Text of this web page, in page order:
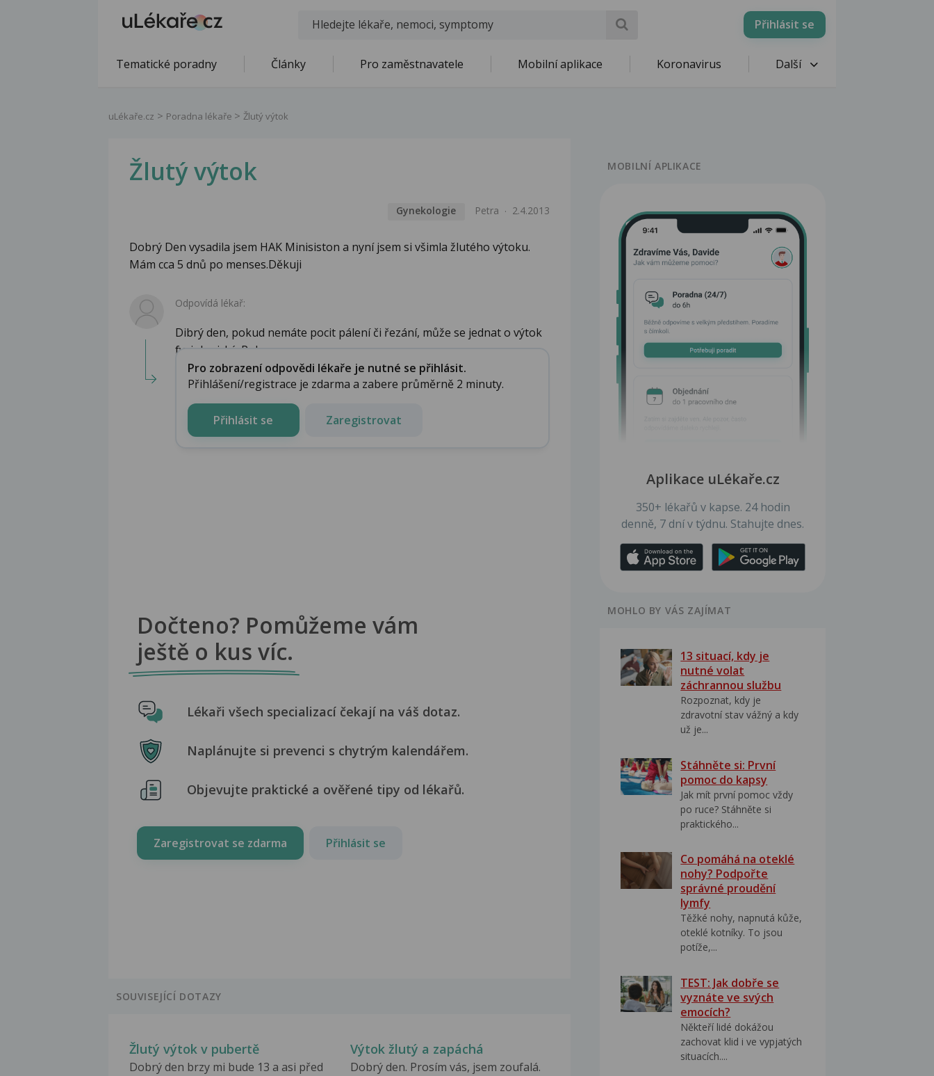
Přihlásit se
Tematické poradny Články Pro zaměstnavatele Mobilní aplikace Koronavirus Další
uLékaře.cz Poradna lékaře Žlutý výtok
Žlutý výtok
Gynekologie Petra 2.4.2013
Dobrý Den vysadila jsem HAK Minisiston a nyní jsem si všimla žlutého výtoku.
Mám cca 5 dnů po menses.Děkuji
Odpovídá lékař:
Dibrý den, pokud nemáte pocit pálení či řezání, může se jednat o výtok
fyziologický. Pok...
Pro zobrazení odpovědi lékaře je nutné se přihlásit.
Přihlášení/registrace je zdarma a zabere průměrně 2 minuty.
Přihlásit se Zaregistrovat
Dočteno? Pomůžeme vám
ještě o kus víc.
Lékaři všech specializací čekají na váš dotaz.
Naplánujte si prevenci s chytrým kalendářem.
Objevujte praktické a ověřené tipy od lékařů.
Zaregistrovat se zdarma Přihlásit se
SOUVISEJÍCÍ DOTAZY
Žlutý výtok v pubertě
Dobrý den brzy mi bude 13 a asi před
Výtok žlutý a zapáchá
Dobrý den. Prosím vás, jsem zoufalá.
MOBILNÍ APLIKACE
Aplikace uLékaře.cz
350+ lékařů v kapse. 24 hodin
denně, 7 dní v týdnu. Stahujte dnes.
MOHLO BY VÁS ZAJÍMAT
13 situací, kdy je
nutné volat
záchrannou službu
Rozpoznat, kdy je
zdravotní stav vážný a kdy
už je...
Stáhněte si: První
pomoc do kapsy
Jak mít první pomoc vždy
po ruce? Stáhněte si
praktického...
Co pomáhá na oteklé
nohy? Podpořte
správné proudění
lymfy
Těžké nohy, napnutá kůže,
oteklé kotníky. To jsou
potíže,...
TEST: Jak dobře se
vyznáte ve svých
emocích?
Někteří lidé dokážou
zachovat klid i ve vypjatých
situacích....